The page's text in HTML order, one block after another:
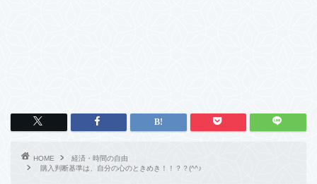
HOME
経済・時間の自由
購入判断基準は、自分の心のときめき！！？？(^^♪